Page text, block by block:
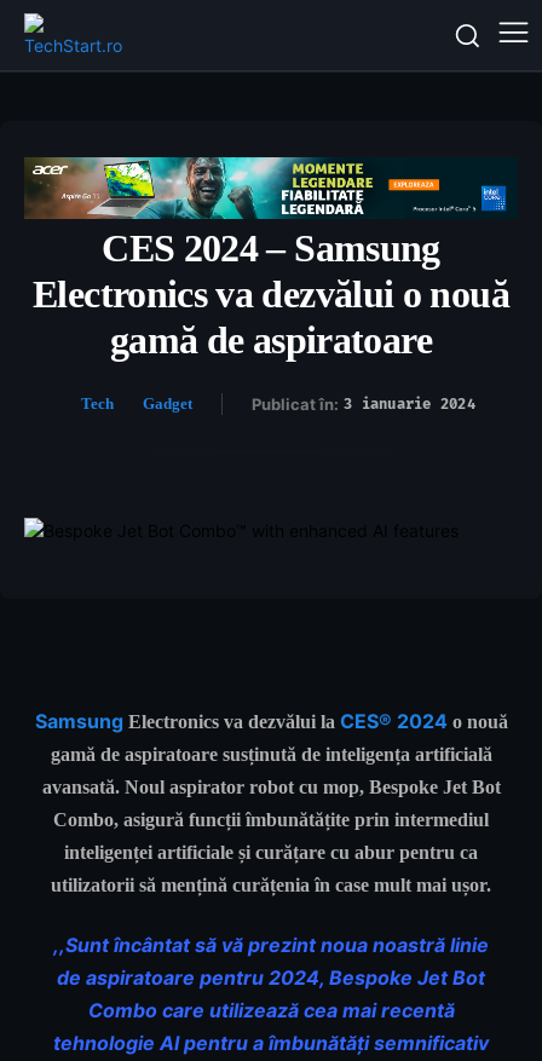
CES 2024 – Samsung
Electronics va dezvălui o nouă
gamă de aspiratoare
Tech Gadget Publicat în: 3 ianuarie 2024
SamsungElectronics va dezvălui la CES® 2024o nouă
gamă de aspiratoare susținută de inteligența artificială
avansată. Noul aspirator robot cu mop, Bespoke Jet Bot
Combo, asigură funcții îmbunătățite prin intermediul
inteligenței artificiale și curățare cu abur pentru ca
utilizatorii să mențină curățenia în case mult mai ușor.
,,Sunt încântat să vă prezint noua noastră linie
de aspiratoare pentru 2024, Bespoke Jet Bot
Combo care utilizează cea mai recentă
tehnologie AI pentru a îmbunătăți semnificativ